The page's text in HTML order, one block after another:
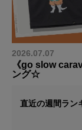
2026.07.07
《go slow
ング☆
直近の週間ラン